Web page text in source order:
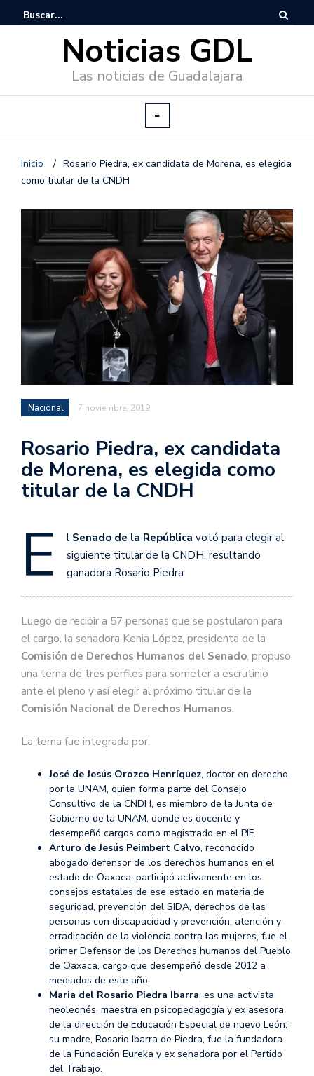
Noticias GDL
Las noticias de Guadalajara
Inicio / Rosario Piedra, ex candidata de Morena, es elegida
como titular de la CNDH
Nacional 7 noviembre, 2019
Rosario Piedra, ex candidata
de Morena, es elegida como
titular de la CNDH
E l Senado de la República votó para elegir al
siguiente titular de la CNDH, resultando
ganadora Rosario Piedra.
Luego de recibir a 57 personas que se postularon para
el cargo, la senadora Kenia López, presidenta de la
Comisión de Derechos Humanos del Senado, propuso
una terna de tres perfiles para someter a escrutinio
ante el pleno y así elegir al próximo titular de la
Comisión Nacional de Derechos Humanos.
La terna fue integrada por:
José de Jesús Orozco Henríquez, doctor en derecho
por la UNAM, quien forma parte del Consejo
Consultivo de la CNDH, es miembro de la Junta de
Gobierno de la UNAM, donde es docente y
desempeñó cargos como magistrado en el PJF.
Arturo de Jesús Peimbert Calvo, reconocido
abogado defensor de los derechos humanos en el
estado de Oaxaca, participó activamente en los
consejos estatales de ese estado en materia de
seguridad, prevención del SIDA, derechos de las
personas con discapacidad y prevención, atención y
erradicación de la violencia contra las mujeres, fue el
primer Defensor de los Derechos humanos del Pueblo
de Oaxaca, cargo que desempeñó desde 2012 a
mediados de este año.
Maria del Rosario Piedra Ibarra, es una activista
neoleonés, maestra en psicopedagogía y ex asesora
de la dirección de Educación Especial de nuevo León;
su madre, Rosario Ibarra de Piedra, fue la fundadora
de la Fundación Eureka y ex senadora por el Partido
del Trabajo.